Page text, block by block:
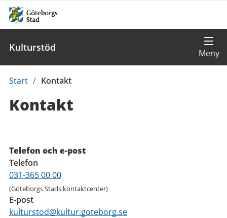
Kulturstöd
Du
här:
Start / Kontakt
Kontakt
Kontaktuppgifter
Telefon och e-post
Telefon
031-365 00 00
(Göteborgs Stads kontaktcenter)
E-post
kulturstod@kultur.goteborg.se